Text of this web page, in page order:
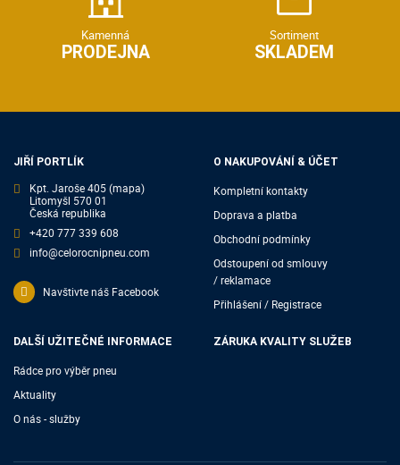
Kamenná
PRODEJNA
Sortiment
SKLADEM
JIŘÍ PORTLÍK
Kpt. Jaroše 405(mapa)
Litomyšl 570 01
Česká republika
+420 777 339 608
info@celorocnipneu.com
Navštivte náš Facebook
O NAKUPOVÁNÍ & ÚČET
Kompletní kontakty
Doprava a platba
Obchodní podmínky
Odstoupení od smlouvy
/ reklamace
Přihlášení / Registrace
DALŠÍ UŽITEČNÉ INFORMACE
Rádce pro výběr pneu
Aktuality
O nás - služby
ZÁRUKA KVALITY SLUŽEB